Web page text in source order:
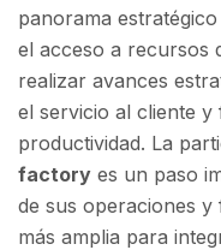
panorama
el acceso a recursos
realizar avances
el servicio al cliente
productividad. La
factory es un paso
de sus operaciones
más amplia para